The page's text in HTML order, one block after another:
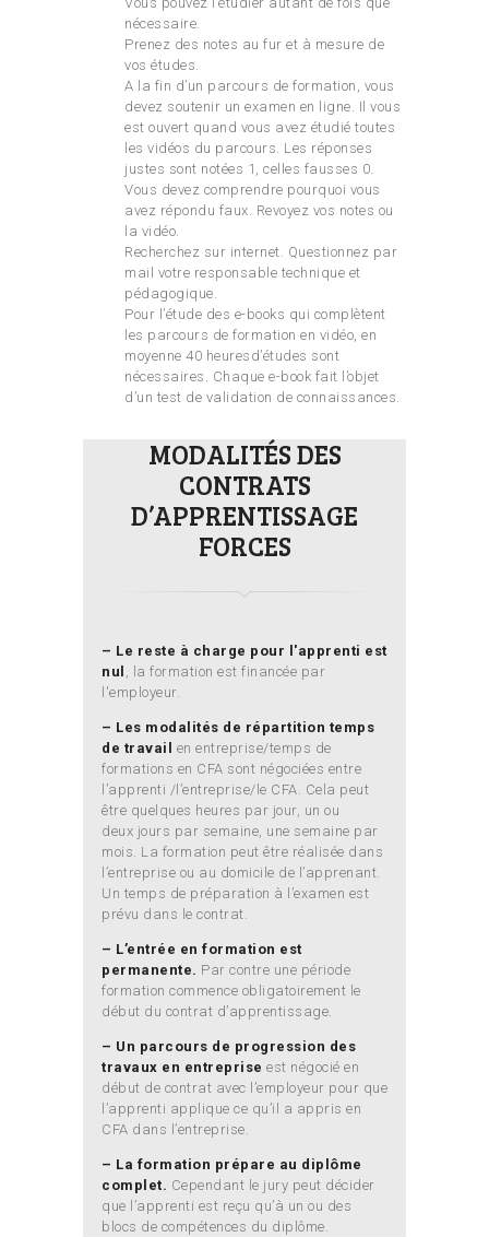
nécessaire.
Prenez des notes au fur et à mesure de
vos études.
A la fin d’un parcours de formation, vous
devez soutenir un examen en ligne. Il vous
est ouvert quand vous avez étudié toutes
les vidéos du parcours. Les réponses
justes sont notées 1, celles fausses 0.
Vous devez comprendre pourquoi vous
avez répondu faux. Revoyez vos notes ou
la vidéo.
Recherchez sur internet. Questionnez par
mail votre responsable technique et
pédagogique.
Pour l’étude des e-books qui complètent
les parcours de formation en vidéo, en
moyenne 40 heuresd’études sont
nécessaires. Chaque e-book fait l’objet
d’un test de validation de connaissances.
MODALITÉS DES
CONTRATS
D’APPRENTISSAGE
FORCES
– Le reste à charge pour l'apprenti est
nul , la formation est financée par
l'employeur.
– Les modalités de répartition temps
de travail
en entreprise/temps de
formations en CFA sont négociées entre
l’apprenti /l’entreprise/le CFA. Cela peut
être quelques heures par jour, un ou
deux jours par semaine, une semaine par
mois. La formation peut être réalisée dans
l’entreprise ou au domicile de l’apprenant.
Un temps de préparation à l’examen est
prévu dans le contrat.
– L’entrée en formation est
permanente. Par contre une période
formation commence obligatoirement le
début du contrat d’apprentissage.
– Un parcours de progression des
travaux en entreprise est négocié en
début de contrat avec l’employeur pour que
l’apprenti applique ce qu’il a appris en
CFA dans l’entreprise.
– La formation prépare au diplôme
complet. Cependant le jury peut décider
que l’apprenti est reçu qu’à un ou des
blocs de compétences du diplôme.